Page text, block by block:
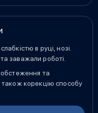
в руці, нозі.
заважали роботі.
обстеження та
також корекцію способу